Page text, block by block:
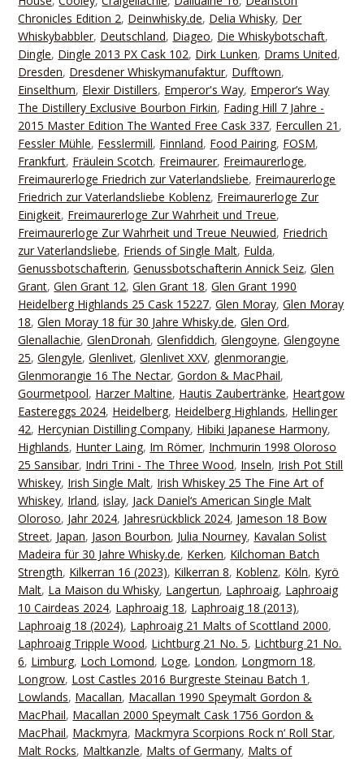
Chronicles Edition 2, Deinwhisky.de, Delia Whisky, Der
Whiskybabbler, Deutschland, Diageo, Die Whiskybotschaft,
Dingle, Dingle 2013 PX Cask 102, Dirk Lunken, Drams United,
Dresden, Dresdener Whiskymanufaktur, Dufftown,
Einselthum, Elexir Distillers, Emperor's Way, Emperor’s Way
The Distillery Exclusive Bourbon Firkin, Fading Hill 7 Jahre -
2015 Master Edition The Wanted Free Cask 337, Fercullen 21 ,
Fessler Mühle, Fesslermill, Finnland, Food Pairing, FOSM,
Frankfurt, Fräulein Scotch, Freimaurer, Freimaurerloge,
Freimaurerloge Friedrich zur Vaterlandsliebe, Freimaurerloge
Friedrich zur Vaterlandsliebe Koblenz, Freimaurerloge Zur
Einigkeit, Freimaurerloge Zur Wahrheit und Treue,
Freimaurerloge Zur Wahrheit und Treue Neuwied, Friedrich
zur Vaterlandsliebe, Friends of Single Malt, Fulda,
Genussbotschafterin,Genussbotschafterin Annick Seiz,Glen
Grant,Glen Grant 12,Glen Grant 18,Glen Grant 1990
Heidelberg Highlands 25 Cask 15227,Glen Moray,Glen Moray
18,Glen Moray 18 für 30 Jahre Whisky.de,Glen Ord,
Glenallachie,GlenDronah,Glenfiddich,Glengoyne,Glengoyne
25,Glengyle,Glenlivet,Glenlivet XXV, glenmorangie,
Glenmorangie 16 The Nectar,Gordon & MacPhail,
Gourmetpool, Harzer Maltine, Hautis Zaubertränke, Heartgow
Eastereggs 2024, Heidelberg, Heidelberg Highlands, Hellinger
42, Hercynian Distilling Company, Hibiki Japanese Harmony,
Highlands, Hunter Laing, Im Römer, Inchmurin 1998 Oloroso
25 Sansibar, Indri Trini - The Three Wood, Inseln, Irish Pot Still
Whiskey, Irish Single Malt, Irish Whiskey 25 The Fine Art of
Whiskey, Irland,islay, Jack Daniel‘s American Single Malt
Oloroso, Jahr 2024, Jahresrückblick 2024, Jameson 18 Bow
Street, Japan, Jason Bourbon, Julia Nourney, Kavalan Solist
Madeira für 30 Jahre Whisky.de, Kerken, Kilchoman Batch
Strength, Kilkerran 16 (2023), Kilkerran 8, Koblenz, Köln, Kyrö
Malt, La Maison du Whisky, Langertun, Laphroaig, Laphroaig
10 Cairdeas 2024, Laphroaig 18, Laphroaig 18 (2013),
Laphroaig 18 (2024), Laphroaig 21 Malts of Scottland 2000,
Laphroaig Tripple Wood, Lichtburg 21 No. 5, Lichtburg 21 No.
6, Limburg, Loch Lomond, Loge, London, Longmorn 18,
Longrow, Lost Castles 2016 Burgreste Steinau Batch 1 ,
Lowlands, Macallan, Macallan 1990 Speymalt Gordon &
MacPhail, Macallan 2000 Speymalt Cask 1756 Gordon &
MacPhail, Mackmyra, Mackmyra Scorpions Rock n‘ Roll Star,
Malt Rocks, Maltkanzle, Malts of Germany, Malts of